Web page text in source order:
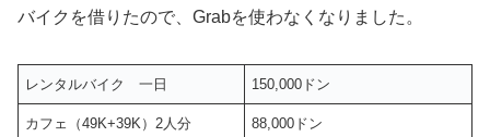
バイクを借りたので、Grabを使わなくなりました。
レンタルバイク 一日 150,000ドン
カフェ（49K+39K）2人分 88,000ドン